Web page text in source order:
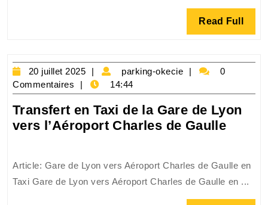
Confort
et
Fiabilité
Assurés
Read Full Read
Full
20 juillet 2025
20
juillet
2025
parking-okecie
parking-
0
Commentaires
14:44
Transfert en Taxi de la Gare de Lyon
vers l’Aéroport Charles de Gaulle
de
la
Article: Gare de Lyon vers Aéroport Charles de Gaulle en
Taxi Gare de Lyon vers Aéroport Charles de Gaulle en ...